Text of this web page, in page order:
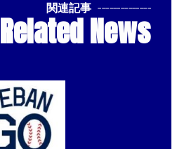
関連記事 --------------
Related News